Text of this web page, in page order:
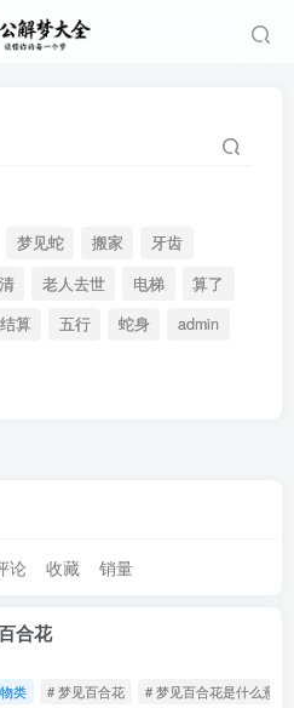
梦见蛇 搬家
牙齿
老人去世 电梯
算了
结算 五行 蛇身
admin
论 收藏 销量
合花
类 # 梦见百合花 # 梦见百合花是什么意思